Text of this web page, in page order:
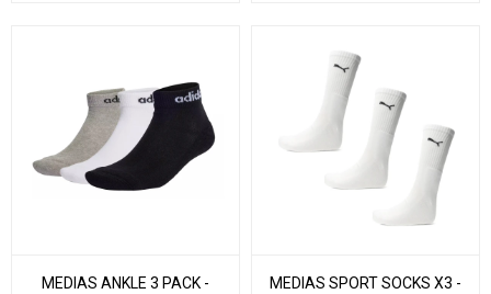
MEDIAS ANKLE 3 PACK -
MEDIAS SPORT SOCKS X3 -